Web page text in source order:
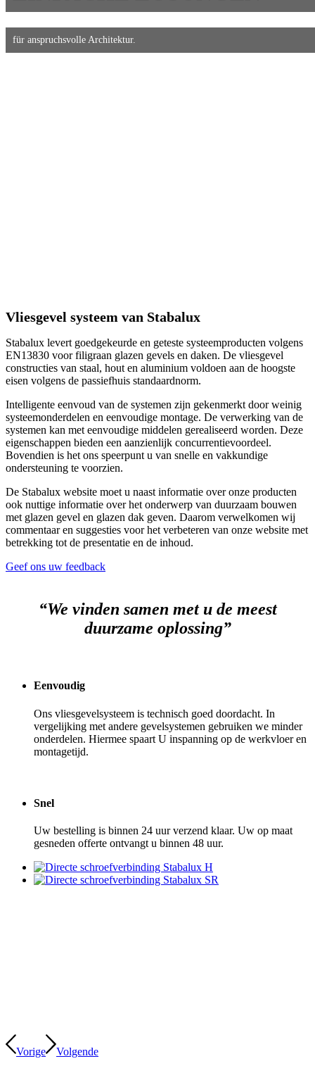
für anspruchsvolle Architektur.
Vliesgevel systeem van Stabalux
Stabalux levert goedgekeurde en geteste systeemproducten volgens
EN13830 voor filigraan glazen gevels en daken. De vliesgevel
constructies van staal, hout en aluminium voldoen aan de hoogste
eisen volgens de passiefhuis standaardnorm.
Intelligente eenvoud van de systemen zijn gekenmerkt door weinig
systeemonderdelen en eenvoudige montage. De verwerking van de
systemen kan met eenvoudige middelen gerealiseerd worden. Deze
eigenschappen bieden een aanzienlijk concurrentievoordeel.
Bovendien is het ons speerpunt u van snelle en vakkundige
ondersteuning te voorzien.
De Stabalux website moet u naast informatie over onze producten
ook nuttige informatie over het onderwerp van duurzaam bouwen
met glazen gevel en glazen dak geven. Daarom verwelkomen wij
commentaar en suggesties voor het verbeteren van onze website met
betrekking tot de presentatie en de inhoud.
Geef ons uw feedback
“We vinden samen met u de meest
duurzame oplossing”
Eenvoudig
Ons vliesgevelsysteem is technisch goed doordacht. In
vergelijking met andere gevelsystemen gebruiken we minder
onderdelen. Hiermee spaart U inspanning op de werkvloer en
montagetijd.
Snel
Uw bestelling is binnen 24 uur verzend klaar. Uw op maat
gesneden offerte ontvangt u binnen 48 uur.
Vorige Volgende